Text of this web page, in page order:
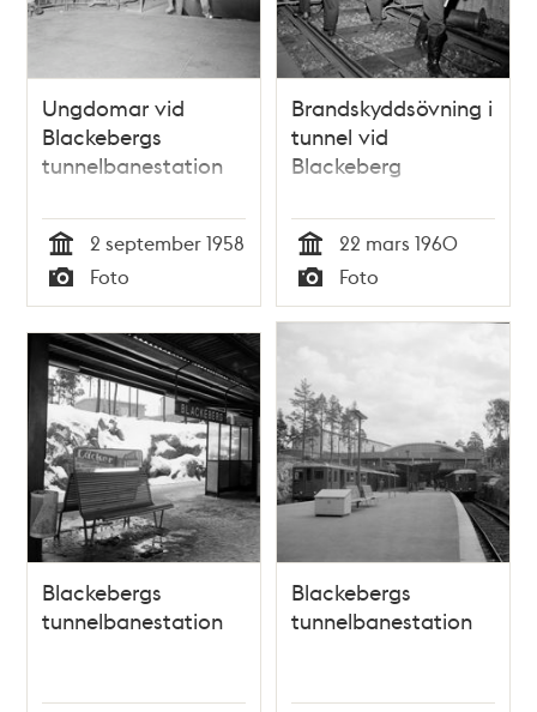
Ungdomar vid
Blackebergs
tunnelbanestation
Tid
2 september 1958
Typ
Foto
Brandskyddsövning i
tunnel vid
Blackeberg
Tid
22 mars 1960
Typ
Foto
Blackebergs
tunnelbanestation
Blackebergs
tunnelbanestation